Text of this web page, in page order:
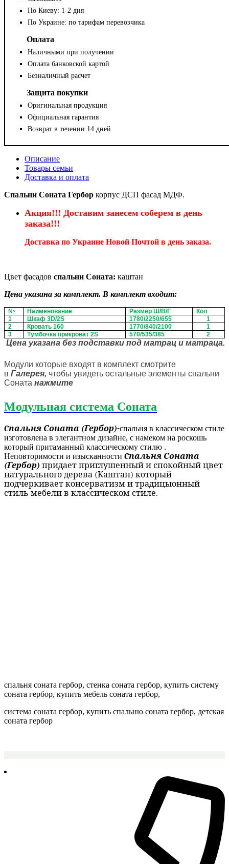
По Киеву: 1-2 дня
По Украине: по тарифам перевозчика
Оплата
Наличными при получении
Оплата банковской картой
Безналичный расчет
Защита покупки
Оригинальная продукция
Официальная гарантия
Возврат в течении 14 дней
Описание
Товары семьи
Доставка и оплата
Спальни Соната Гербор корпус ДСП фасад МДФ.
Акция!!! Доставим занесем соберем в день
заказа!!!
Доставка по Украине Новой Почтой в день заказа.
Цвет фасадов спальни Соната: каштан
Цена указана за комплект. В комплект входит:
№ Наименование Размер Ш/В/Г
Кол
1
Шкаф 3D/2S 1780/2250/655
1
2
Кровать 160 1770/840/2100
1
3
Тумбочка прикроват 2S 570/535/385 2
Цена указана без подставки под матрац и матраца.
Модули которые входят в комплект смотрите
в Галерея, чтобы увидеть остальные элементы спальни
Cоната нажмите
Модульная система Соната
Cпальня Соната (Гербор)-спальня в классическом стиле
изготовлена в элегантном дизайне, с намеком на роскошь
который притаманный классическому стилю .
Неповторимости и изысканности Cпальня Соната
(Гербор) придает приглушенный и спокойный цвет
натурального дерева (Каштан) который
подчеркивает консерватизм и традицыонный
стиль мебели в классическом стиле.
спальня соната гербор, стенка соната гербор, купить систему
соната гербор, купить мебель соната гербор,
система соната гербор, купить спальню соната гербор, детская
соната гербор